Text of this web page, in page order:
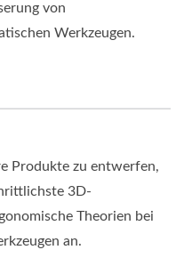
von
Werkzeugen.
Produkte zu entwerfen,
3D-
Theorien bei
an.